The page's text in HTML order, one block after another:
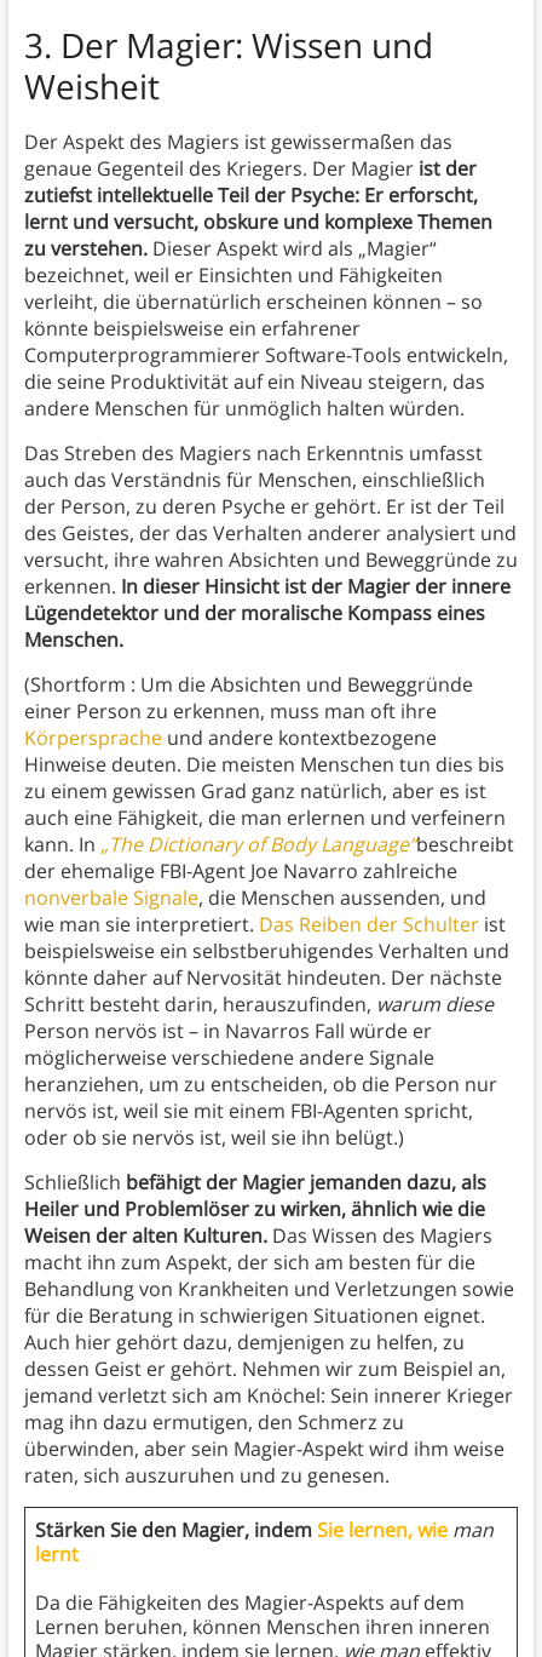
3. Der Magier: Wissen und
Weisheit
Der Aspekt des Magiers ist gewissermaßen das
genaue Gegenteil des Kriegers. Der Magier ist der
zutiefst intellektuelle Teil der Psyche: Er erforscht,
lernt und versucht, obskure und komplexe Themen
zu verstehen.Dieser Aspekt wird als „Magier“
bezeichnet, weil er Einsichten und Fähigkeiten
verleiht, die übernatürlich erscheinen können – so
könnte beispielsweise ein erfahrener
Computerprogrammierer Software-Tools entwickeln,
die seine Produktivität auf ein Niveau steigern, das
andere Menschen für unmöglich halten würden.
Das Streben des Magiers nach Erkenntnis umfasst
auch das Verständnis für Menschen, einschließlich
der Person, zu deren Psyche er gehört. Er ist der Teil
des Geistes, der das Verhalten anderer analysiert und
versucht, ihre wahren Absichten und Beweggründe zu
erkennen. In dieser Hinsicht ist der Magier der innere
Lügendetektor und der moralische Kompass eines
Menschen.
(Shortform : Um die Absichten und Beweggründe
einer Person zu erkennen, muss man oft ihre
Körperspracheund andere kontextbezogene
Hinweise deuten. Die meisten Menschen tun dies bis
zu einem gewissen Grad ganz natürlich, aber es ist
auch eine Fähigkeit, die man erlernen und verfeinern
kann. In „The Dictionary of Body Language“beschreibt
der ehemalige FBI-Agent Joe Navarro zahlreiche
nonverbale Signale, die Menschen aussenden, und
wie man sie interpretiert. Das Reiben der Schulterist
beispielsweise ein selbstberuhigendes Verhalten und
könnte daher auf Nervosität hindeuten. Der nächste
Schritt besteht darin, herauszufinden, warum diese
Person nervös ist – in Navarros Fall würde er
möglicherweise verschiedene andere Signale
heranziehen, um zu entscheiden, ob die Person nur
nervös ist, weil sie mit einem FBI-Agenten spricht,
oder ob sie nervös ist, weil sie ihn belügt.)
Schließlich befähigt der Magier jemanden dazu, als
Heiler und Problemlöser zu wirken, ähnlich wie die
Weisen der alten Kulturen.Das Wissen des Magiers
macht ihn zum Aspekt, der sich am besten für die
Behandlung von Krankheiten und Verletzungen sowie
für die Beratung in schwierigen Situationen eignet.
Auch hier gehört dazu, demjenigen zu helfen, zu
dessen Geist er gehört. Nehmen wir zum Beispiel an,
jemand verletzt sich am Knöchel: Sein innerer Krieger
mag ihn dazu ermutigen, den Schmerz zu
überwinden, aber sein Magier-Aspekt wird ihm weise
raten, sich auszuruhen und zu genesen.
Stärken Sie den Magier, indemSie lernen, wie man
lernt
Da die Fähigkeiten des Magier-Aspekts auf dem
Lernen beruhen, können Menschen ihren inneren
Magier stärken, indem sie lernen, wie man effektiv